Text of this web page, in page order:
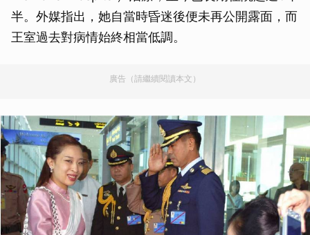
半。外媒指出，她自當時昏迷後便未再公開露面，而
王室過去對病情始終相當低調。
廣告（請繼續閱讀本文）